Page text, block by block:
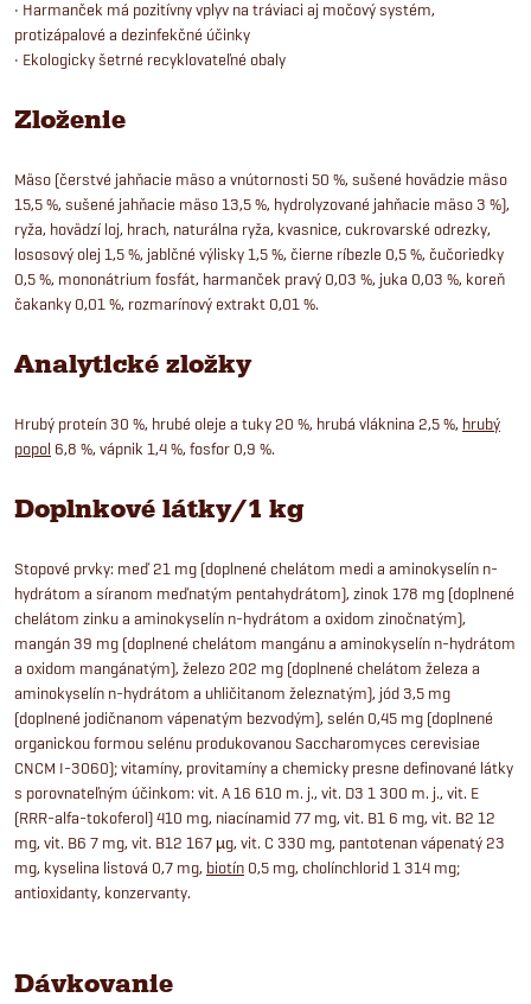
• Harmanček má pozitívny vplyv na tráviaci aj močový systém,
protizápalové a dezinfekčné účinky
• Ekologicky šetrné recyklovateľné obaly
Zloženie
Mäso (čerstvé jahňacie mäso a vnútornosti 50 %, sušené hovädzie mäso
15,5 %, sušené jahňacie mäso 13,5 %, hydrolyzované jahňacie mäso 3 %),
ryža, hovädzí loj, hrach, naturálna ryža, kvasnice, cukrovarské odrezky,
lososový olej 1,5 %, jablčné výlisky 1,5 %, čierne ríbezle 0,5 %, čučoriedky
0,5 %, mononátrium fosfát, harmanček pravý 0,03 %, juka 0,03 %, koreň
čakanky 0,01 %, rozmarínový extrakt 0,01 %.
Analytické zložky
Hrubý proteín 30 %, hrubé oleje a tuky 20 %, hrubá vláknina 2,5 %, hrubý
popol 6,8 %, vápnik 1,4 %, fosfor 0,9 %.
Doplnkové látky/1 kg
Stopové prvky: meď 21 mg (doplnené chelátom medi a aminokyselín n-
hydrátom a síranom meďnatým pentahydrátom), zinok 178 mg (doplnené
chelátom zinku a aminokyselín n-hydrátom a oxidom zinočnatým),
mangán 39 mg (doplnené chelátom mangánu a aminokyselín n-hydrátom
a oxidom mangánatým), železo 202 mg (doplnené chelátom železa a
aminokyselín n-hydrátom a uhličitanom železnatým), jód 3,5 mg
(doplnené jodičnanom vápenatým bezvodým), selén 0,45 mg (doplnené
organickou formou selénu produkovanou Saccharomyces cerevisiae
CNCM I-3060); vitamíny, provitamíny a chemicky presne definované látky
s porovnateľným účinkom: vit. A 16 610 m. j., vit. D3 1 300 m. j., vit. E
(RRR-alfa-tokoferol) 410 mg, niacínamid 77 mg, vit. B1 6 mg, vit. B2 12
mg, vit. B6 7 mg, vit. B12 167 µg, vit. C 330 mg, pantotenan vápenatý 23
mg, kyselina listová 0,7 mg, biotín 0,5 mg, cholínchlorid 1 314 mg;
antioxidanty, konzervanty.
Dávkovanie